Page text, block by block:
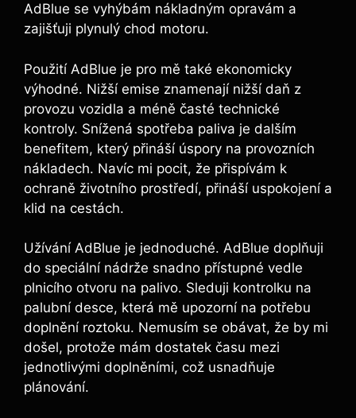
AdBlue se vyhýbám nákladným opravám a
zajišťuji plynulý chod motoru.
Použití AdBlue je pro mě také ekonomicky
výhodné. Nižší emise znamenají nižší daň z
provozu vozidla a méně časté technické
kontroly. Snížená spotřeba paliva je dalším
benefitem, který přináší úspory na provozních
nákladech. Navíc mi pocit, že přispívám k
ochraně životního prostředí, přináší uspokojení a
klid na cestách.
Užívání AdBlue je jednoduché. AdBlue doplňuji
do speciální nádrže snadno přístupné vedle
plnicího otvoru na palivo. Sleduji kontrolku na
palubní desce, která mě upozorní na potřebu
doplnění roztoku. Nemusím se obávat, že by mi
došel, protože mám dostatek času mezi
jednotlivými doplněními, což usnadňuje
plánování.